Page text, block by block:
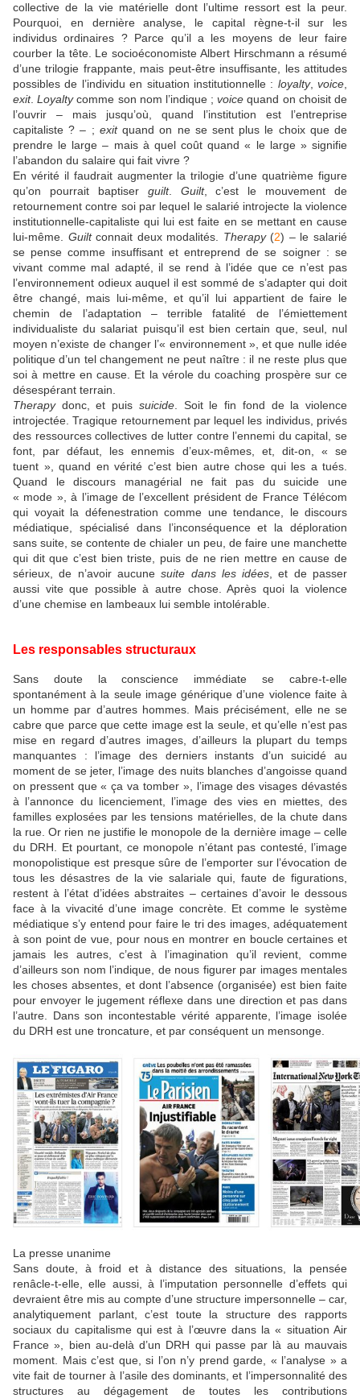
collective de la vie matérielle dont l’ultime ressort est la peur.
Pourquoi, en dernière analyse, le capital règne-t-il sur les
individus ordinaires ? Parce qu’il a les moyens de leur faire
courber la tête. Le socioéconomiste Albert Hirschmann a résumé
d’une trilogie frappante, mais peut-être insuffisante, les attitudes
possibles de l’individu en situation institutionnelle : loyalty, voice
exit.Loyaltycomme son nom l’indique ;voicequand on choisit de
l’ouvrir – mais jusqu’où, quand l’institution est l’entreprise
capitaliste ? – ; exitquand on ne se sent plus le choix que de
prendre le large – mais à quel coût quand « le large » signifie
l’abandon du salaire qui fait vivre ?
En vérité il faudrait augmenter la trilogie d’une quatrième figure
qu’on pourrait baptiser guilt. Guilt, c’est le mouvement de
retournement contre soi par lequel le salarié introjecte la violence
institutionnelle-capitaliste qui lui est faite en se mettant en cause
lui-même. Guiltconnait deux modalités. Therapy(2) – le salarié
se pense comme insuffisant et entreprend de se soigner : se
vivant comme mal adapté, il se rend à l’idée que ce n’est pas
l’environnement odieux auquel il est sommé de s’adapter qui doit
être changé, mais lui-même, et qu’il lui appartient de faire le
chemin de l’adaptation – terrible fatalité de l’émiettement
individualiste du salariat puisqu’il est bien certain que, seul, nul
moyen n’existe de changer l’« environnement », et que nulle idée
politique d’un tel changement ne peut naître : il ne reste plus que
soi à mettre en cause. Et la vérole du coaching prospère sur ce
désespérant terrain.
Therapydonc, et puis suicide. Soit le fin fond de la violence
introjectée. Tragique retournement par lequel les individus, privés
des ressources collectives de lutter contre l’ennemi du capital, se
font, par défaut, les ennemis d’eux-mêmes, et, dit-on, « se
tuent », quand en vérité c’est bien autre chose qui les a tués.
Quand le discours managérial ne fait pas du suicide une
« mode », à l’image de l’excellent président de France Télécom
qui voyait la défenestration comme une tendance, le discours
médiatique, spécialisé dans l’inconséquence et la déploration
sans suite, se contente de chialer un peu, de faire une manchette
qui dit que c’est bien triste, puis de ne rien mettre en cause de
sérieux, de n’avoir aucunesuite dans les idées , et de passer
aussi vite que possible à autre chose. Après quoi la violence
d’une chemise en lambeaux lui semble intolérable.
Les responsables structuraux
Sans doute la conscience immédiate se cabre-t-elle
spontanément à la seule image générique d’une violence faite à
un homme par d’autres hommes. Mais précisément, elle ne se
cabre que parce que cette image est la seule, et qu’elle n’est pas
mise en regard d’autres images, d’ailleurs la plupart du temps
manquantes : l’image des derniers instants d’un suicidé au
moment de se jeter, l’image des nuits blanches d’angoisse quand
on pressent que « ça va tomber », l’image des visages dévastés
à l’annonce du licenciement, l’image des vies en miettes, des
familles explosées par les tensions matérielles, de la chute dans
la rue. Or rien ne justifie le monopole de la dernière image – celle
du DRH. Et pourtant, ce monopole n’étant pas contesté, l’image
monopolistique est presque sûre de l’emporter sur l’évocation de
tous les désastres de la vie salariale qui, faute de figurations,
restent à l’état d’idées abstraites – certaines d’avoir le dessous
face à la vivacité d’une image concrète. Et comme le système
médiatique s’y entend pour faire le tri des images, adéquatement
à son point de vue, pour nous en montrer en boucle certaines et
jamais les autres, c’est à l’imagination qu’il revient, comme
d’ailleurs son nom l’indique, de nous figurer par images mentales
les choses absentes, et dont l’absence (organisée) est bien faite
pour envoyer le jugement réflexe dans une direction et pas dans
l’autre. Dans son incontestable vérité apparente, l’image isolée
du DRH est une troncature, et par conséquent un mensonge.
La presse unanime
Sans doute, à froid et à distance des situations, la pensée
renâcle-t-elle, elle aussi, à l’imputation personnelle d’effets qui
devraient être mis au compte d’une structure impersonnelle – car,
analytiquement parlant, c’est toute la structure des rapports
sociaux du capitalisme qui est à l’œuvre dans la « situation Air
France », bien au-delà d’un DRH qui passe par là au mauvais
moment. Mais c’est que, si l’on n’y prend garde, « l’analyse » a
vite fait de tourner à l’asile des dominants, et l’impersonnalité des
structures au dégagement de toutes les contributions